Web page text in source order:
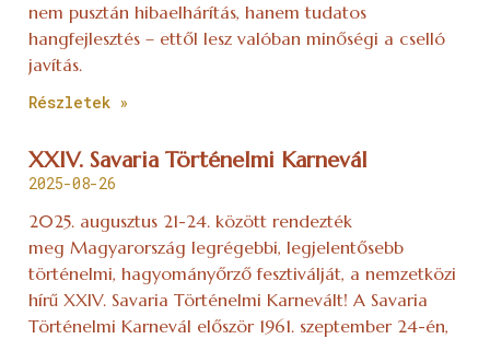
nem pusztán hibaelhárítás, hanem tudatos
hangfejlesztés – ettől lesz valóban minőségi a cselló
javítás.
Részletek »
XXIV. Savaria Történelmi Karnevál
2025-08-26
2025. augusztus 21-24. között rendezték
meg Magyarország legrégebbi, legjelentősebb
történelmi, hagyományőrző fesztiválját, a nemzetközi
hírű XXIV. Savaria Történelmi Karnevált! A Savaria
Történelmi Karnevál először 1961. szeptember 24-én,